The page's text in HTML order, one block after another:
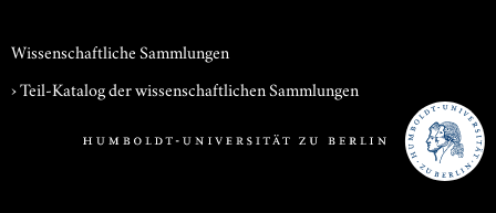
Wissenschaftliche Sammlungen
› Teil-Katalog der wissenschaftlichen Sammlungen